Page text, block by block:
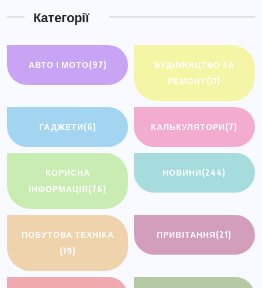
Категорії
АВТО І МОТО(97)
БУДІВНИЦТВО ТА
РЕМОНТ(11)
ГАДЖЕТИ(6) КАЛЬКУЛЯТОРИ(7)
КОРИСНА
ІНФОРМАЦІЯ(76)
НОВИНИ(244)
ПОБУТОВА ТЕХНІКА
(19)
ПРИВІТАННЯ(21)